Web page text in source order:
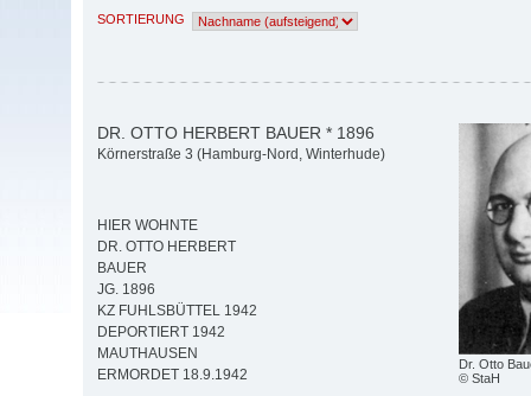
SORTIERUNG
Dr. Otto
© StaH
DR. OTTO HERBERT BAUER * 1896
Körnerstraße 3 (Hamburg-Nord, Winterhude)
HIER WOHNTE
DR. OTTO HERBERT
BAUER
JG. 1896
KZ FUHLSBÜTTEL 1942
DEPORTIERT 1942
MAUTHAUSEN
ERMORDET 18.9.1942